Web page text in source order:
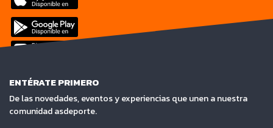
ENTÉRATE PRIMERO
De las novedades, eventos y experiencias que unen a nuestra
comunidad asdeporte.